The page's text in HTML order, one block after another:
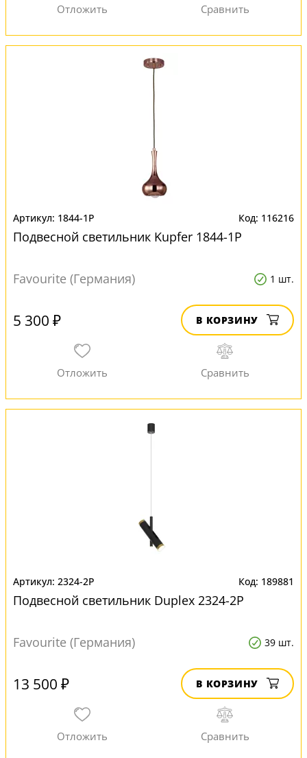
1844-1P 116216
Подвесной светильник Kupfer 1844-1P
Favourite (Германия) 1 шт.
5 300 ₽ В КОРЗИНУ
2324-2P 189881
Подвесной светильник Duplex 2324-2P
Favourite (Германия) 39 шт.
13 500 ₽ В КОРЗИНУ